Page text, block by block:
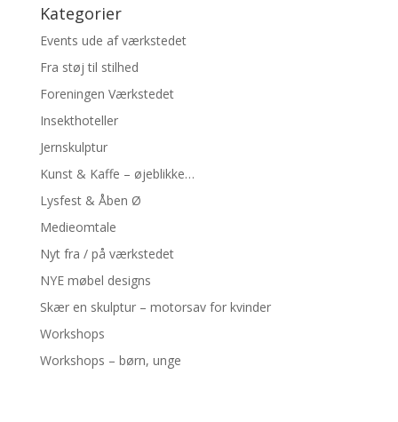
Kategorier
Events ude af værkstedet
Fra støj til stilhed
Foreningen Værkstedet
Insekthoteller
Jernskulptur
Kunst & Kaffe – øjeblikke…
Lysfest & Åben Ø
Medieomtale
Nyt fra / på værkstedet
NYE møbel designs
Skær en skulptur – motorsav for kvinder
Workshops
Workshops – børn, unge